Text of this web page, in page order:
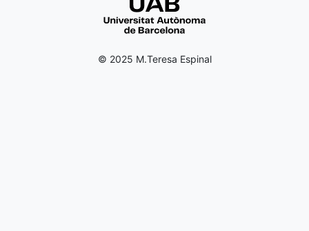
© 2025 M.Teresa Espinal